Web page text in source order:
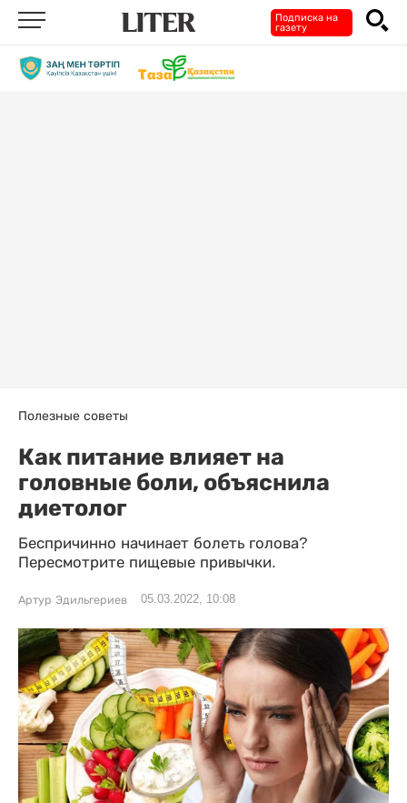
Подписка на
газету
Полезные советы
Как питание влияет на
головные боли, объяснила
диетолог
Беспричинно начинает болеть голова?
Пересмотрите пищевые привычки.
Артур Эдильгериев 05.03.2022, 10:08